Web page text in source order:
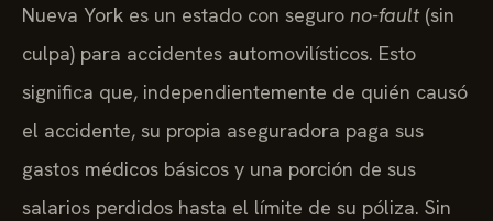
Nueva York es un estado con seguro no-fault(sin
culpa) para accidentes automovilísticos. Esto
significa que, independientemente de quién causó
el accidente, su propia aseguradora paga sus
gastos médicos básicos y una porción de sus
salarios perdidos hasta el límite de su póliza. Sin